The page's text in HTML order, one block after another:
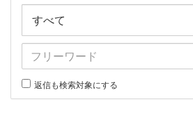
返信も検索対象にする